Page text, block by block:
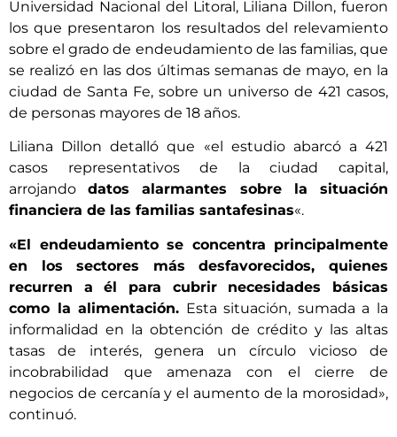
Universidad Nacional del Litoral, Liliana Dillon, fueron
los que presentaron los resultados del relevamiento
sobre el grado de endeudamiento de las familias, que
se realizó en las dos últimas semanas de mayo, en la
ciudad de Santa Fe, sobre un universo de 421 casos,
de personas mayores de 18 años.
Liliana Dillon detalló que «el estudio abarcó a 421
casos representativos de la ciudad capital,
arrojandodatos alarmantes sobre la situación
financiera de las familias santafesinas«.
«El endeudamiento se concentra principalmente
en los sectores más desfavorecidos, quienes
recurren a él para cubrir necesidades básicas
como la alimentación. Esta situación, sumada a la
informalidad en la obtención de crédito y las altas
tasas de interés, genera un círculo vicioso de
incobrabilidad que amenaza con el cierre de
negocios de cercanía y el aumento de la morosidad»,
continuó.